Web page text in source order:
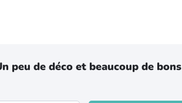
peu de déco et beaucoup de bons